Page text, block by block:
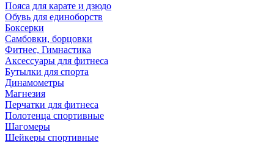
Пояса для карате и дзюдо
Обувь для единоборств
Боксерки
Самбовки, борцовки
Фитнес, Гимнастика
Аксессуары для фитнеса
Бутылки для спорта
Динамометры
Магнезия
Перчатки для фитнеса
Полотенца спортивные
Шагомеры
Шейкеры спортивные